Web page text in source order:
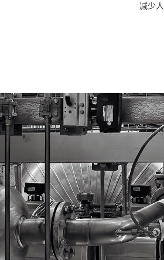
减少